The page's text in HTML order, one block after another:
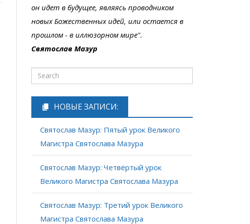
он идет в будущее, являясь проводником
новых Божественных идей, или остается в
прошлом - в иллюзорном мире".
Святослав Мазур
НОВЫЕ ЗАПИСИ:
Святослав Мазур: Пятый урок Великого
Магистра Святослава Мазура
Святослав Мазур: Четвёртый урок
Великого Магистра Святослава Мазура
Святослав Мазур: Третий урок Великого
Магистра Святослава Мазура